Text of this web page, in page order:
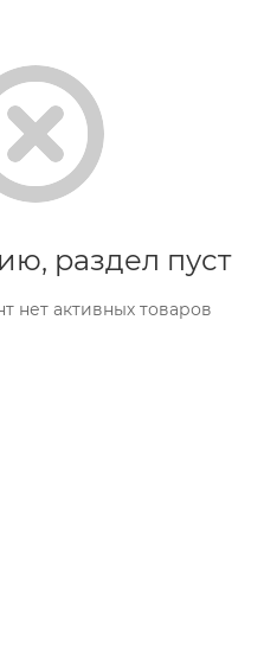
раздел пуст
нет активных товаров